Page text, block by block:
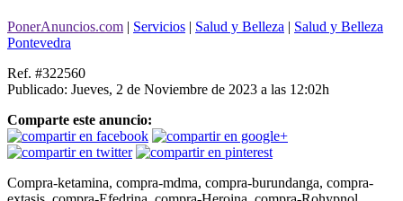
PonerAnuncios.com | Servicios | Salud y Belleza | Salud y Belleza
Pontevedra
Ref. #322560
Publicado: Jueves, 2 de Noviembre de 2023 a las 12:02h
Comparte este anuncio:
Compra-ketamina, compra-mdma, compra-burundanga, compra-